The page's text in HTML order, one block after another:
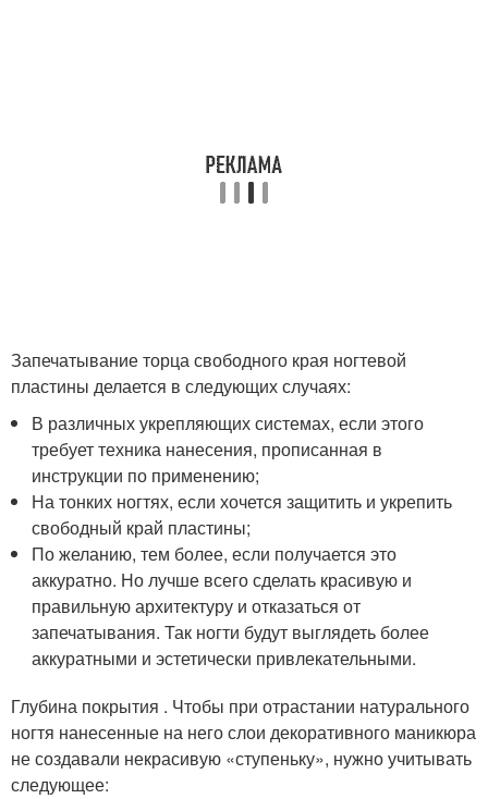
Запечатывание торца свободного края ногтевой
пластины делается в следующих случаях:
В различных укрепляющих системах, если этого
требует техника нанесения, прописанная в
инструкции по применению;
На тонких ногтях, если хочется защитить и укрепить
свободный край пластины;
По желанию, тем более, если получается это
аккуратно. Но лучше всего сделать красивую и
правильную архитектуру и отказаться от
запечатывания. Так ногти будут выглядеть более
аккуратными и эстетически привлекательными.
Глубина покрытия . Чтобы при отрастании натурального
ногтя нанесенные на него слои декоративного маникюра
не создавали некрасивую «ступеньку», нужно учитывать
следующее: